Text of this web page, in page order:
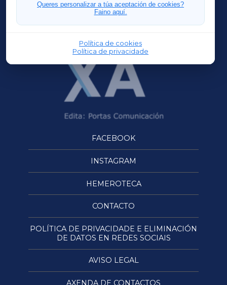
Queres personalizar a túa aceptación de cookies?
Faino aquí.
Política de cookies
Política de privacidade
OURENSEXA
FACEBOOK
INSTAGRAM
HEMEROTECA
CONTACTO
POLÍTICA DE PRIVACIDADE E ELIMINACIÓN
DE DATOS EN REDES SOCIAIS
AVISO LEGAL
AXENDA DE CONTACTOS